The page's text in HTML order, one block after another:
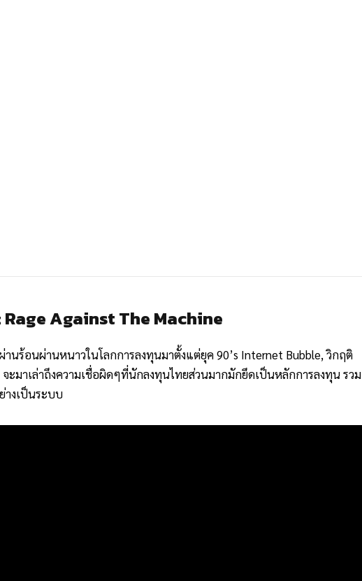
Rage Against The Machine
านร้อนผ่านหนาวในโลกการลงทุนมาตั้งแต่ยุค 90’s Internet Bubble, วิกฤติ
จะมาเล่าถึงความเชื่อผิดๆที่นักลงทุนไทยส่วนมากมักยึดเป็นหลักการลงทุน รวม
างเป็นระบบ